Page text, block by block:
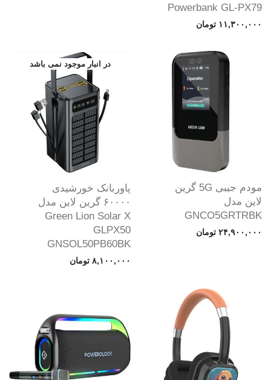
Powerbank GL-PX79
۱۱,۳۰۰,۰۰۰ تومان
مودم جیبی 5G گرین
لاین مدل
GNCO5GRTRBK
۲۴,۹۰۰,۰۰۰ تومان
پاوربانک خورشیدی
۶۰۰۰۰ گرین لاین مدل
Green Lion Solar X
GLPX50
GNSOL50PB60BK
۸,۱۰۰,۰۰۰ تومان